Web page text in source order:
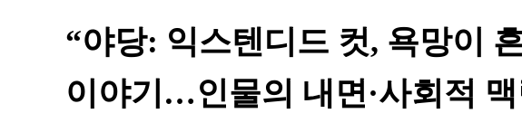
“야당: 익스텐디드 컷, 욕망이
이야기…인물의 내면·사회적